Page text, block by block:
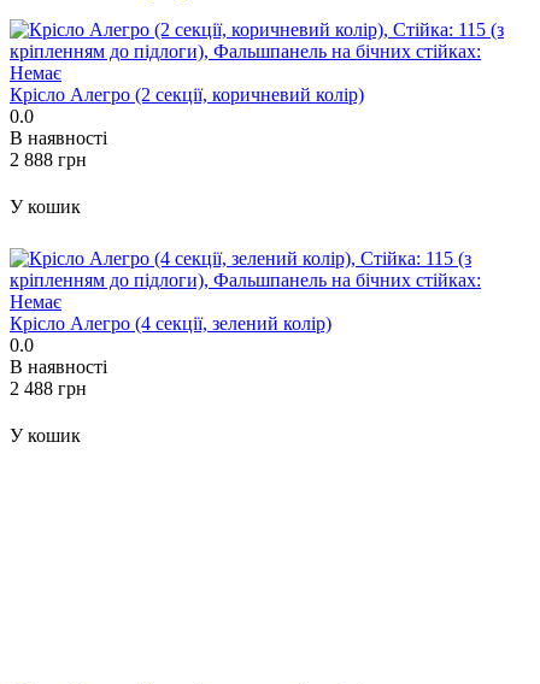
Крісло Алегро (2 секції, коричневий колір)
0.0
В наявності
‍2 888‍ грн
У кошик
Крісло Алегро (4 секції, зелений колір)
0.0
В наявності
‍2 488‍ грн
У кошик